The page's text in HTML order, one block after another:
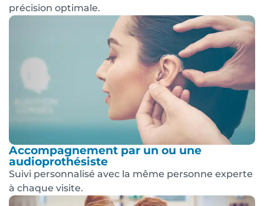
précision optimale.
Accompagnement par un ou une
audioprothésiste
Suivi personnalisé avec la même personne experte
à chaque visite.